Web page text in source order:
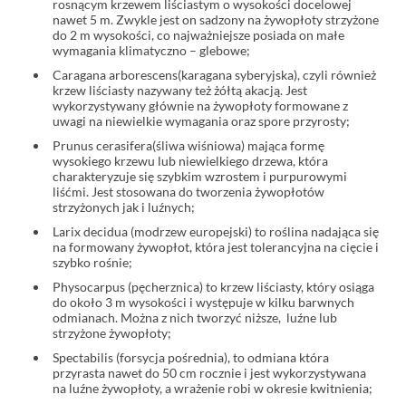
rosnącym krzewem liściastym o wysokości docelowej
nawet 5 m. Zwykle jest on sadzony na żywopłoty strzyżone
do 2 m wysokości, co najważniejsze posiada on małe
wymagania klimatyczno – glebowe;
Caragana arborescens(karagana syberyjska), czyli również
krzew liściasty nazywany też żółtą akacją. Jest
wykorzystywany głównie na żywopłoty formowane z
uwagi na niewielkie wymagania oraz spore przyrosty;
Prunus cerasifera(śliwa wiśniowa) mająca formę
wysokiego krzewu lub niewielkiego drzewa, która
charakteryzuje się szybkim wzrostem i purpurowymi
liśćmi. Jest stosowana do tworzenia żywopłotów
strzyżonych jak i luźnych;
Larix decidua (modrzew europejski) to roślina nadająca się
na formowany żywopłot, która jest tolerancyjna na cięcie i
szybko rośnie;
Physocarpus (pęcherznica) to krzew liściasty, który osiąga
do około 3 m wysokości i występuje w kilku barwnych
odmianach. Można z nich tworzyć niższe, luźne lub
strzyżone żywopłoty;
Spectabilis (forsycja pośrednia), to odmiana która
przyrasta nawet do 50 cm rocznie i jest wykorzystywana
na luźne żywopłoty, a wrażenie robi w okresie kwitnienia;